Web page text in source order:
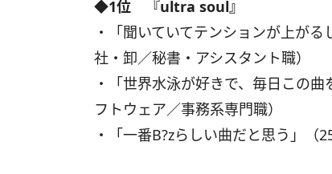
◆1位 『ultra soul』
・「聞いていてテンションが上が
社・卸／秘書・アシスタント職）
・「世界水泳が好きで、毎日この
フトウェア／事務系専門職）
・「一番B?zらしい曲だと思う」（